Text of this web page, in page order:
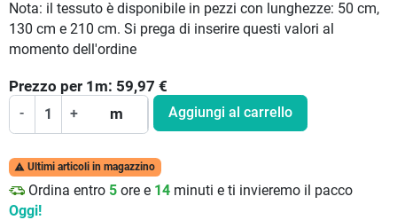
Nota: il tessuto è disponibile in pezzi con lunghezze: 50 cm,
130 cm e 210 cm. Si prega di inserire questi valori al
momento dell'ordine
Prezzo per 1 m: 59,97 €
- + m Aggiungi al carrello
 Ultimi articoli in magazzino
Ordina entro 5 ore e 14 minuti e ti invieremo il pacco
Oggi!